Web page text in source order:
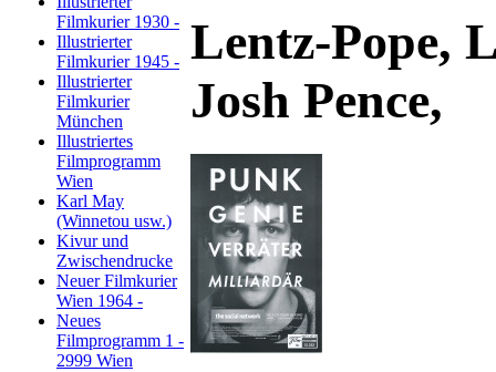
Filmkurier 1930 -
Illustrierter
Filmkurier 1945 -
Illustrierter
Filmkurier
München
Illustriertes
Filmprogramm
Wien
Karl May
(Winnetou usw.)
Kivur und
Zwischendrucke
Neuer Filmkurier
Wien 1964 -
Neues
Filmprogramm 1 -
2999 Wien
Lentz-Pope,
Josh Pence,